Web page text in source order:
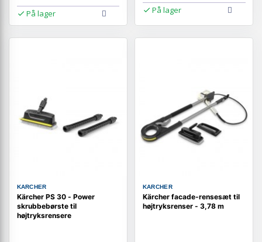
På lager På lager
KARCHER
Kärcher PS 30 - Power
skrubbebørste til
højtryksrensere
KARCHER
Kärcher facade-rensesæt til
højtryksrenser - 3,78 m